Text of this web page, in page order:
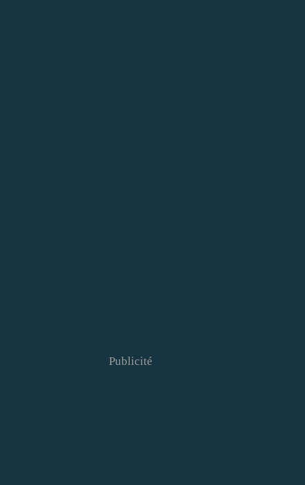
Publicité